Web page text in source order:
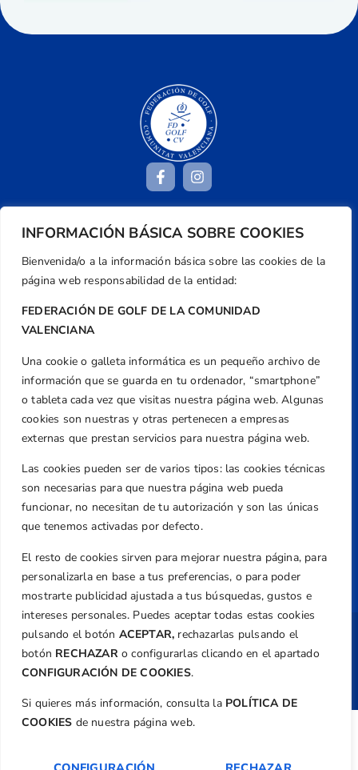
INFORMACIÓN BÁSICA SOBRE COOKIES
Bienvenida/o a la información básica sobre las cookies de la
página web responsabilidad de la entidad:
FEDERACIÓN DE GOLF DE LA COMUNIDAD
VALENCIANA
Una cookie o galleta informática es un pequeño archivo de
información que se guarda en tu ordenador, “smartphone”
o tableta cada vez que visitas nuestra página web. Algunas
cookies son nuestras y otras pertenecen a empresas
externas que prestan servicios para nuestra página web.
Las cookies pueden ser de varios tipos: las cookies técnicas
son necesarias para que nuestra página web pueda
funcionar, no necesitan de tu autorización y son las únicas
que tenemos activadas por defecto.
El resto de cookies sirven para mejorar nuestra página, para
personalizarla en base a tus preferencias, o para poder
mostrarte publicidad ajustada a tus búsquedas, gustos e
intereses personales. Puedes aceptar todas estas cookies
pulsando el botón ACEPTAR, rechazarlas pulsando el
botón RECHAZARo configurarlas clicando en el apartado
CONFIGURACIÓN DE COOKIES.
Si quieres más información, consulta la POLÍTICA DE
COOKIES de nuestra página web.
Dirección
Centre de L´Esport, Carrer d'Isaac Peral i
Caballero, Nº 5, Despachos 2 y 3, 46980,
Teléfono
Email
federacion@golfcv.com
Aviso Legal
Política de Privacidad
Transparencia
Normativa
Federación
Copyright ©Federación de Golf de la
Comunitat Valenciana| Diseño:TecnoQuatre